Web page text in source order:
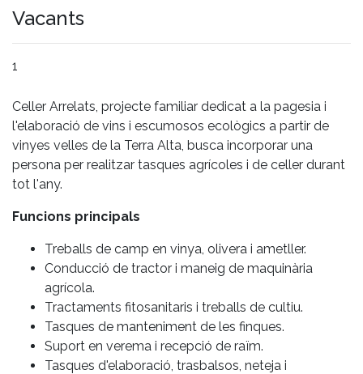
Vacants
1
Celler Arrelats, projecte familiar dedicat a la pagesia i
l'elaboració de vins i escumosos ecològics a partir de
vinyes velles de la Terra Alta, busca incorporar una
persona per realitzar tasques agrícoles i de celler durant
tot l'any.
Funcions principals
Treballs de camp en vinya, olivera i ametller.
Conducció de tractor i maneig de maquinària
agrícola.
Tractaments fitosanitaris i treballs de cultiu.
Tasques de manteniment de les finques.
Suport en verema i recepció de raïm.
Tasques d'elaboració, trasbalsos, neteja i